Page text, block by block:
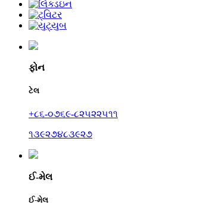
ફોન
ટેલ
+૮૬-૦૭૬૯-૮૨૫૨૨૫૧૧
૧૩૯૨૭૪૮૩૯૨૭
ઈ-મેલ
ઈ-મેલ